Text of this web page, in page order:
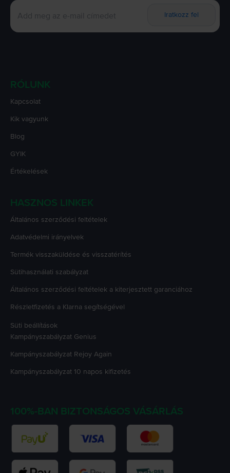
Iratkozz fel
RÓLUNK
Kapcsolat
Kik vagyunk
Blog
GYIK
Értékelések
HASZNOS LINKEK
Általános szerződési feltételek
Adatvédelmi irányelvek
Termék visszaküldése és visszatérítés
Sütihasználati szabályzat
Általános szerződési feltételek a kiterjesztett garanciához
Részletfizetés a Klarna segítségével
Süti beállítások
Kampányszabályzat Genius
Kampányszabályzat Rejoy Again
Kampányszabályzat 10 napos kifizetés
100%-BAN BIZTONSÁGOS VÁSÁRLÁS